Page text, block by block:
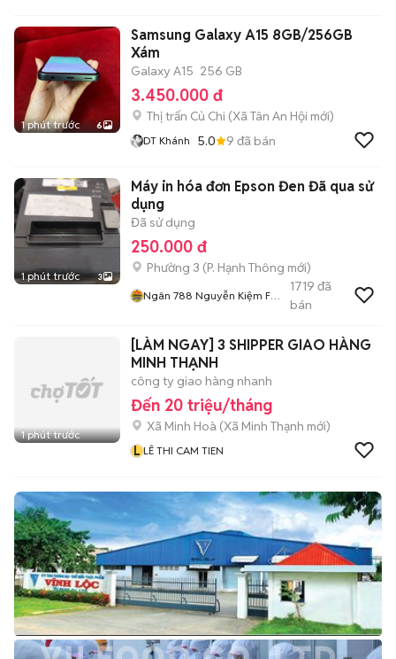
1 phút trước 6
Samsung Galaxy A15 8GB/256GB
Xám
Galaxy A15 256 GB
3.450.000 đ
Thị trấn Củ Chi (Xã Tân An Hội mới)
DT Khánh 5.0 9 đã bán
1 phút trước 3
Máy in hóa đơn Epson Đen Đã qua sử
dụng
Đã sử dụng
250.000 đ
Phường 3 (P. Hạnh Thông mới)
Ngân 788 Nguyễn Kiệm F3
1719 đã
bán
1 phút trước
[LÀM NGAY] 3 SHIPPER GIAO HÀNG
MINH THẠNH
công ty giao hàng nhanh
Đến 20 triệu/tháng
Xã Minh Hoà (Xã Minh Thạnh mới)
L LÊ THI CAM TIEN